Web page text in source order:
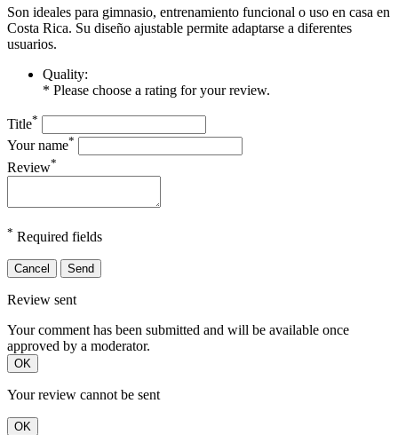
Son ideales para gimnasio, entrenamiento funcional o uso en casa en
Costa Rica. Su diseño ajustable permite adaptarse a diferentes
usuarios.
Quality:
* Please choose a rating for your review.
Title*
Your name*
Review*
* Required fields
Cancel Send
Review sent
Your comment has been submitted and will be available once
approved by a moderator.
OK
Your review cannot be sent
OK